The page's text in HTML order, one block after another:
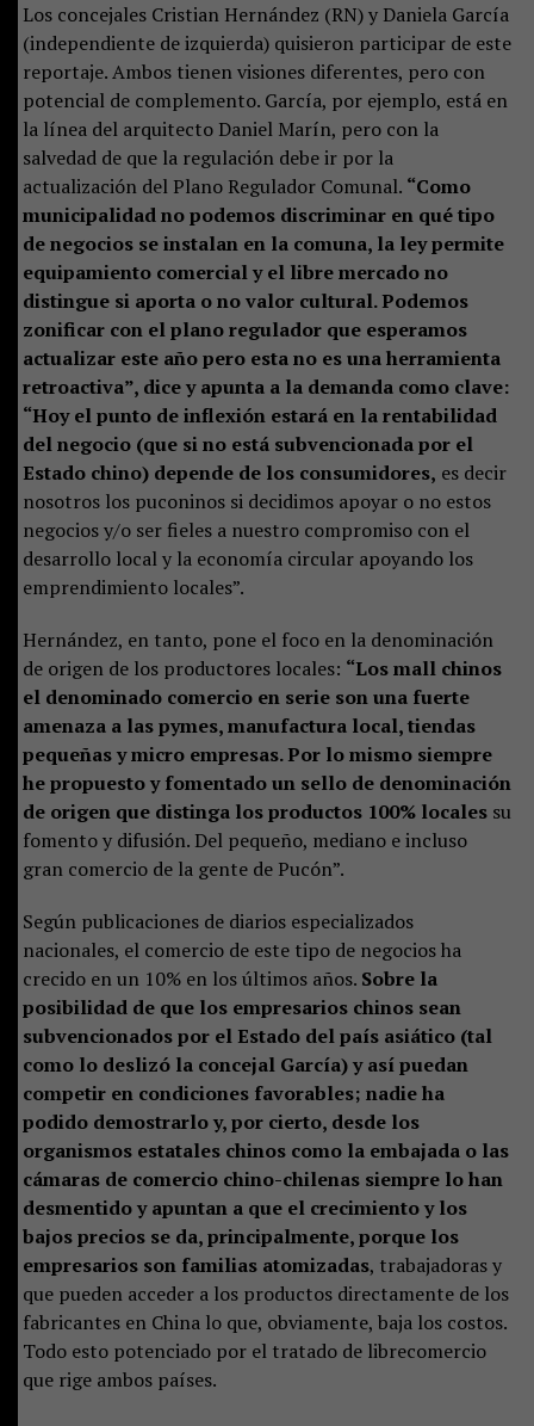
Los concejales Cristian Hernández (RN) y Daniela García
(independiente de izquierda) quisieron participar de este
reportaje. Ambos tienen visiones diferentes, pero con
potencial de complemento. García, por ejemplo, está en
la línea del arquitecto Daniel Marín, pero con la
salvedad de que la regulación debe ir por la
actualización del Plano Regulador Comunal. “Como
municipalidad no podemos discriminar en qué tipo
de negocios se instalan en la comuna, la ley permite
equipamiento comercial y el libre mercado no
distingue si aporta o no valor cultural. Podemos
zonificar con el plano regulador que esperamos
actualizar este año pero esta no es una herramienta
retroactiva”, dice y apunta a la demanda como clave:
“Hoy el punto de inflexión estará en la rentabilidad
del negocio (que si no está subvencionada por el
Estado chino) depende de los consumidores, es decir
nosotros los puconinos si decidimos apoyar o no estos
negocios y/o ser fieles a nuestro compromiso con el
desarrollo local y la economía circular apoyando los
emprendimiento locales”.
Hernández, en tanto, pone el foco en la denominación
de origen de los productores locales: “Los mall chinos
el denominado comercio en serie son una fuerte
amenaza a las pymes, manufactura local, tiendas
pequeñas y micro empresas. Por lo mismo siempre
he propuesto y fomentado un sello de denominación
de origen que distinga los productos 100% localessu
fomento y difusión. Del pequeño, mediano e incluso
gran comercio de la gente de Pucón”.
Según publicaciones de diarios especializados
nacionales, el comercio de este tipo de negocios ha
crecido en un 10% en los últimos años. Sobre la
posibilidad de que los empresarios chinos sean
subvencionados por el Estado del país asiático (tal
como lo deslizó la concejal García) y así puedan
competir en condiciones favorables; nadie ha
podido demostrarlo y, por cierto, desde los
organismos estatales chinos como la embajada o las
cámaras de comercio chino-chilenas siempre lo han
desmentido y apuntan a que el crecimiento y los
bajos precios se da, principalmente, porque los
empresarios son familias atomizadas, trabajadoras y
que pueden acceder a los productos directamente de los
fabricantes en China lo que, obviamente, baja los costos.
Todo esto potenciado por el tratado de librecomercio
que rige ambos países.